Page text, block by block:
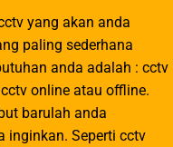
yang akan anda
paling sederhana
anda adalah : cctv
online atau offline.
barulah anda
inginkan. Seperti cctv